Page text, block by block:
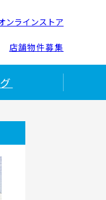
ンラインストア
店舗物件募集